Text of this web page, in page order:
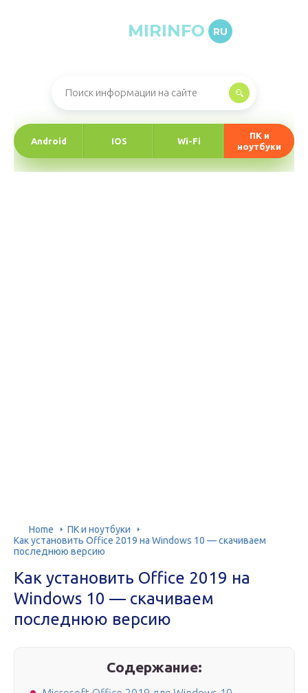
MIRINFO RU
Android IOS Wi-Fi
ПК и
ноутбуки
Home
ПК и ноутбуки
Как установить Office 2019 на Windows 10 — скачиваем
последнюю версию
Как установить Office 2019 на
Windows 10 — скачиваем
последнюю версию
Содержание: